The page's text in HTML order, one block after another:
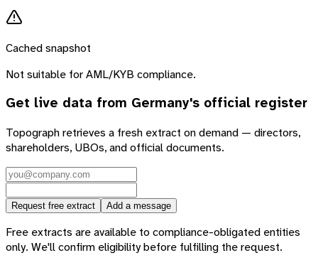
Cached snapshot
Not suitable for AML/KYB compliance.
Get live data from Germany's official register
Topograph retrieves a fresh extract on demand — directors,
shareholders, UBOs, and official documents.
Request free extract Add a message
Free extracts are available to compliance-obligated entities
only. We'll confirm eligibility before fulfilling the request.